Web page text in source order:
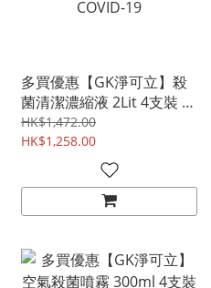
多買優惠【GK淨可立】殺
菌清潔濃縮液 2Lit 4支裝 殺
滅病毒|除菌|抗菌|幼兒適
用|寵物適用|抗流感|環
保|有效殺滅新型冠狀病毒
COVID-19
HK$1,472.00
HK$1,258.00